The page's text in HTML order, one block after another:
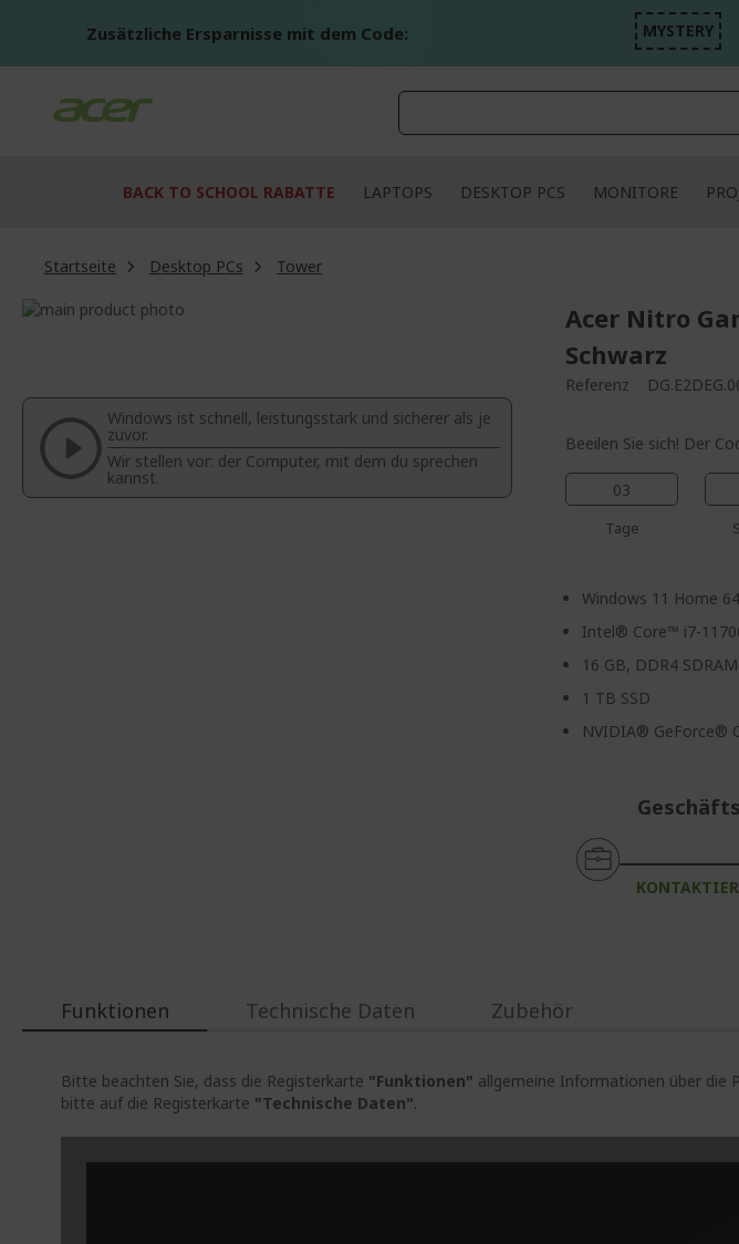
Zusätzliche Ersparnisse mit dem Code: MYSTERY
BACK TO SCHOOL RABATTE LAPTOPS DESKTOP PCS MONITORE
Startseite Desktop PCs
Tower
Zum
springen
Bildgalerie
springen
Windows ist schnell, leistungsstark und sicherer als je
zuvor.
Wir stellen vor: der Computer, mit dem du sprechen
kannst.
Acer Nitro
Schwarz
Referenz
Beeilen Sie sich! Der
03
Tage
Windows 11 Home
Intel® Core™ i7-
16 GB, DDR4 SDRAM
1 TB SSD
NVIDIA® GeForce®
Funktionen
Bitte beachten Sie, dass die Registerkarte "Funktionen" allgemeine Informationen über die
bitte auf die Registerkarte "Technische Daten".
Technische Daten Zubehör